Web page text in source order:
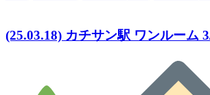
(25.03.18) カチサン駅 ワンルーム